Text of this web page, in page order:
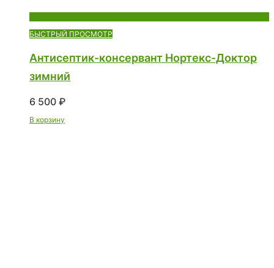
БЫСТРЫЙ ПРОСМОТР
Антисептик-консервант Нортекс-Доктор
зимний
6 500 ₽
В корзину